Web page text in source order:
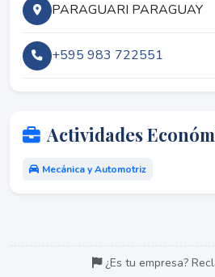
PARAGUARI PARAGUAY
+595 983 722551
Actividades
Mecánica y Automotriz
¿Es tu empresa?